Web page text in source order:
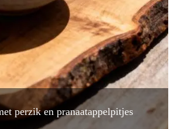
perzik en pranaatappelpitjes